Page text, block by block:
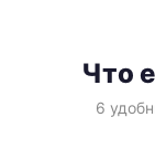
Что
6